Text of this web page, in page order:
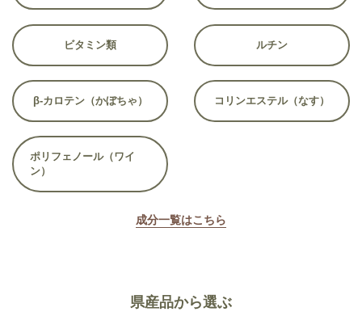
ビタミン類 ルチン
β-カロテン（かぼちゃ） コリンエステル（なす）
ポリフェノール（ワイ
ン）
成分一覧はこちら
県産品から選ぶ